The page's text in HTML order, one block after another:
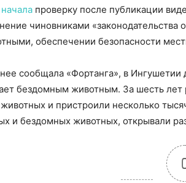
начала проверку после публикации
чиновниками «законодательства
обеспечении безопасности
сообщала «Фортанга», в Ингушетии
бездомным животным. За шесть лет
и пристроили несколько
и бездомных животных, открывали